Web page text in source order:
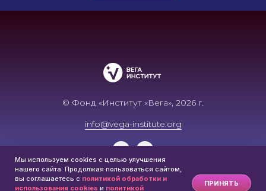
Мы используем cookies с целью улучшения
нашего сайта. Продолжая пользоваться сайтом,
вы соглашаетесь с политикой обработки и
использования cookies и политикой
ПРИНЯТЬ
© Фонд «Институт «Вега», 2026 г.
info@vega-institute.org